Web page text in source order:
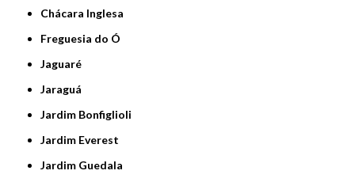
Chácara Inglesa
Freguesia do Ó
Jaguaré
Jaraguá
Jardim Bonfiglioli
Jardim Everest
Jardim Guedala